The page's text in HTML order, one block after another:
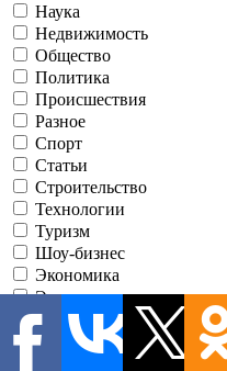
Наука
Недвижимость
Общество
Политика
Происшествия
Разное
Спорт
Статьи
Строительство
Технологии
Туризм
Шоу-бизнес
Экономика
Эксклюзив
Я принимаю условия
Зарегистрировавшись, вы
использования
и